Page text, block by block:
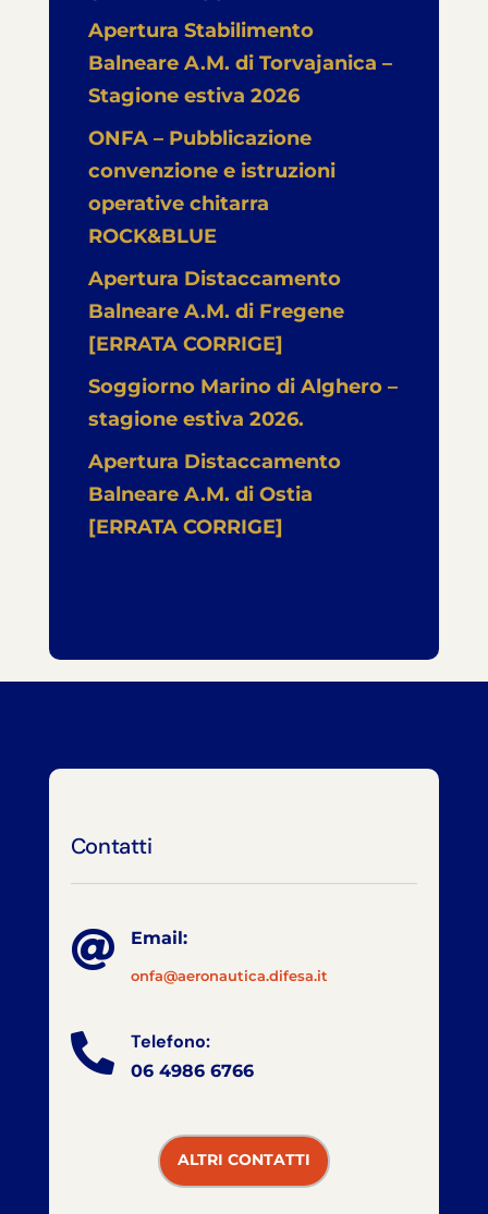
Apertura Stabilimento
Balneare A.M. di Torvajanica –
Stagione estiva 2026
ONFA – Pubblicazione
convenzione e istruzioni
operative chitarra
ROCK&BLUE
Apertura Distaccamento
Balneare A.M. di Fregene
[ERRATA CORRIGE]
Soggiorno Marino di Alghero –
stagione estiva 2026.
Apertura Distaccamento
Balneare A.M. di Ostia
[ERRATA CORRIGE]
Contatti
 Email:
onfa@aeronautica.difesa.it
 Telefono:
06 4986 6766
ALTRI CONTATTI